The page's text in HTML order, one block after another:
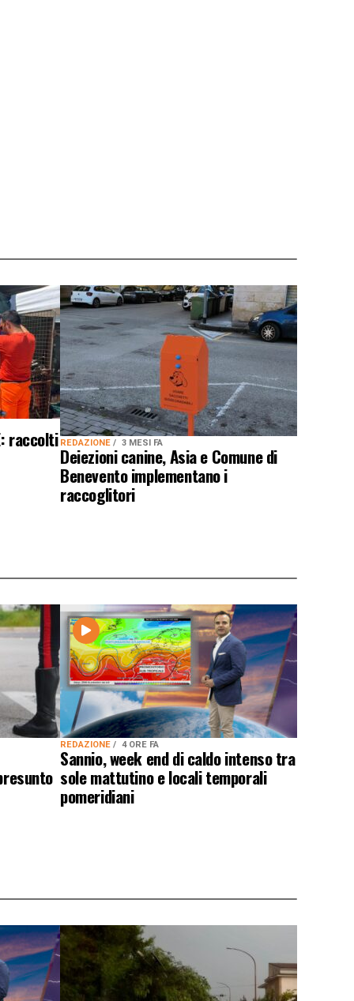
raccolti REDAZIONE 3 MESI FA
Deiezioni canine, Asia e Comune di
Benevento implementano i
raccoglitori
REDAZIONE 4 ORE FA
Sannio, week end di caldo intenso tra
sole mattutino e locali temporali
pomeridiani